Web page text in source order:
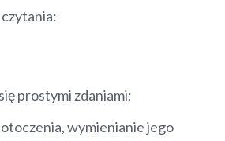
prostymi zdaniami;
wymienianie jego